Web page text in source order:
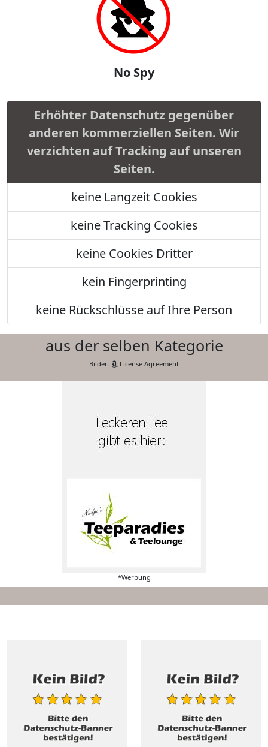
No Spy
Erhöhter Datenschutz gegenüber
anderen kommerziellen Seiten. Wir
verzichten auf Tracking auf unseren
Seiten.
keine Langzeit Cookies
keine Tracking Cookies
keine Cookies Dritter
kein Fingerprinting
keine Rückschlüsse auf Ihre Person
aus der selben Kategorie
Bilder: License Agreement
*Werbung